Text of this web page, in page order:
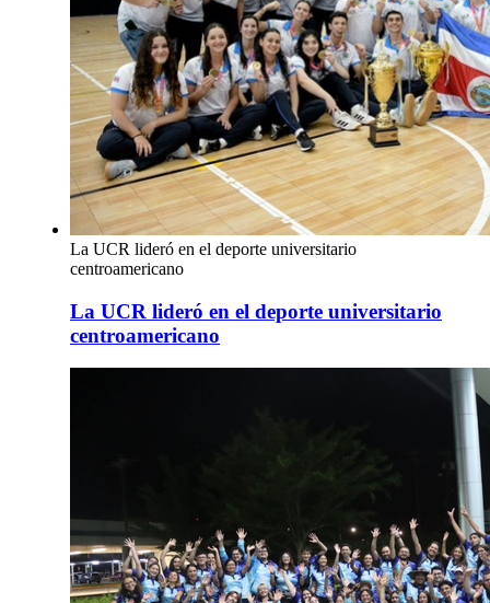
La UCR lideró en el deporte universitario
centroamericano
La UCR lideró en el deporte universitario
centroamericano